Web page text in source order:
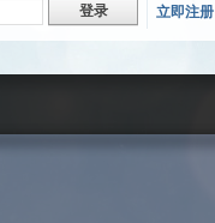
登录 立即注册